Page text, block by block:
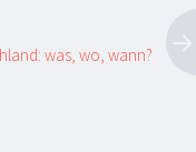
was, wo, wann?